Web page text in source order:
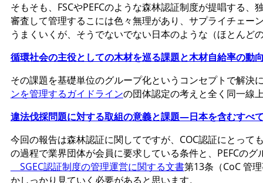
そもそも、FSCやPEFCのような森林認証制度が提唱する
審査して管理するこには色々無理があり、サプライチェー
うまくいくが、そうでないでない日本のような（ほとんど
循環社会の主役としての木材を巡る課題と木材自給率の動
その課題を基礎単位のグループ化というコンセプトで解決
ンを管理するガイドラインの団体認定の考えと全く同一線
違法伐採問題に対する取組の意義と課題―日本を含むすべ
今回の報告は森林認証に関してですが、COC認証にとっ
の過程で業界団体が会員に要求している条件と、PEFCの
SGEC認証制度の管理運営に関する文書第13条（CoC 管
かしっかり見ていく必要があると思います。